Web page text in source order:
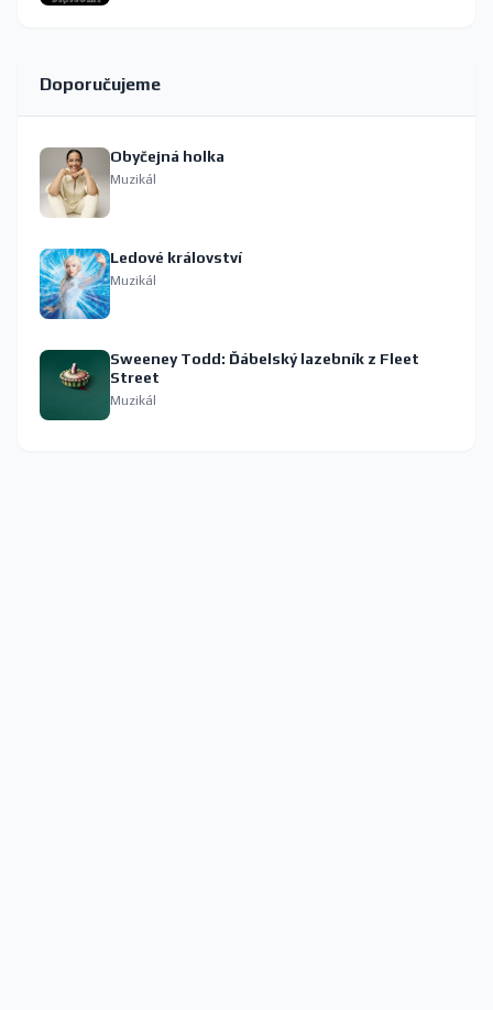
Doporučujeme
Obyčejná holka
Muzikál
Ledové království
Muzikál
Sweeney Todd: Ďábelský lazebník z Fleet
Street
Muzikál